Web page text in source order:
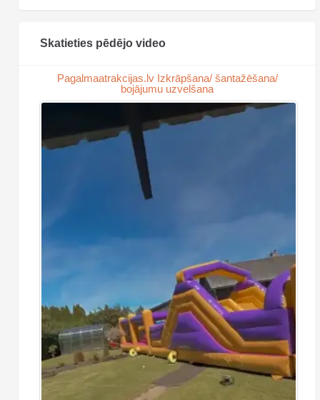
Skatieties pēdējo video
Pagalmaatrakcijas.lv Izkrāpšana/ šantažēšana/
bojājumu uzvelšana